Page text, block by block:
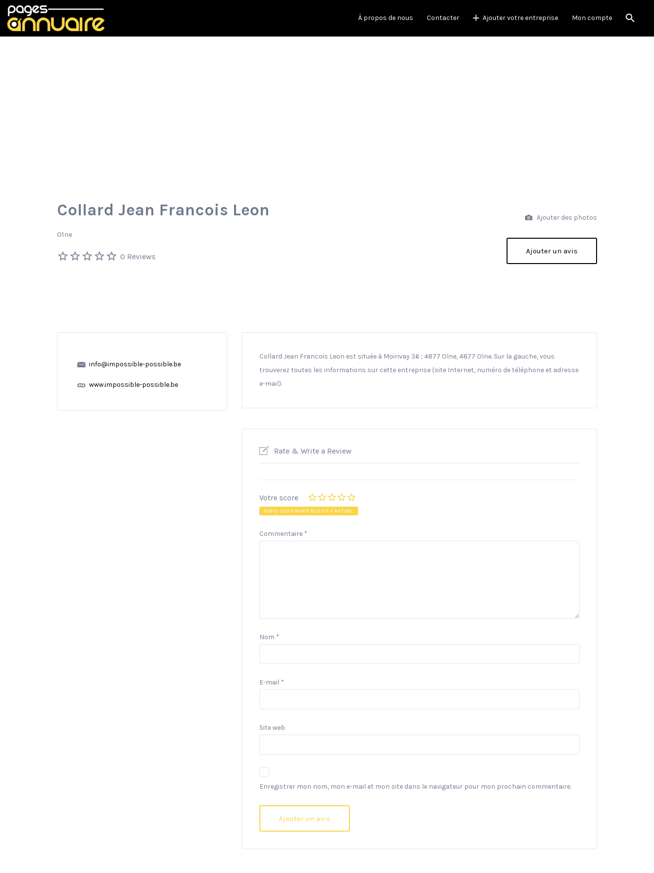
À propos de nous Contacter Ajouter votre entreprise Mon compte
Rechercher:
Collard Jean Francois Leon
Olne
0 Reviews
Ajouter des photos
Ajouter un avis
info@impossible-possible.be
www.impossible-possible.be
Collard Jean Francois Leon est située à Moirivay 36 ; 4877 Olne, 4877 Olne. Sur la gauche, vous
trouverez toutes les informations sur cette entreprise (site Internet, numéro de téléphone et adresse
e-mail).
Rate & Write a Review
Votre score
OOPS! YOU FORGOT TO GIVE A RATING.
Commentaire *
Nom *
E-mail *
Site web
Enregistrer mon nom, mon e-mail et mon site dans le navigateur pour mon prochain commentaire.